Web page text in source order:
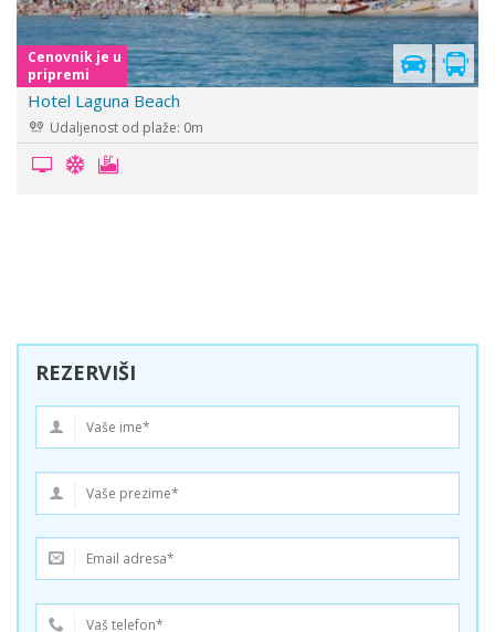
Cenovnik je u
pripremi
Hotel Amelia
Udaljenost od plaže: 100m
REZERVIŠI